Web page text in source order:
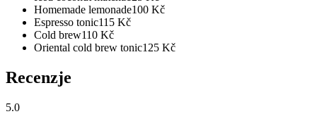
Homemade lemonade100 Kč
Espresso tonic115 Kč
Cold brew110 Kč
Oriental cold brew tonic125 Kč
Recenzje
5.0